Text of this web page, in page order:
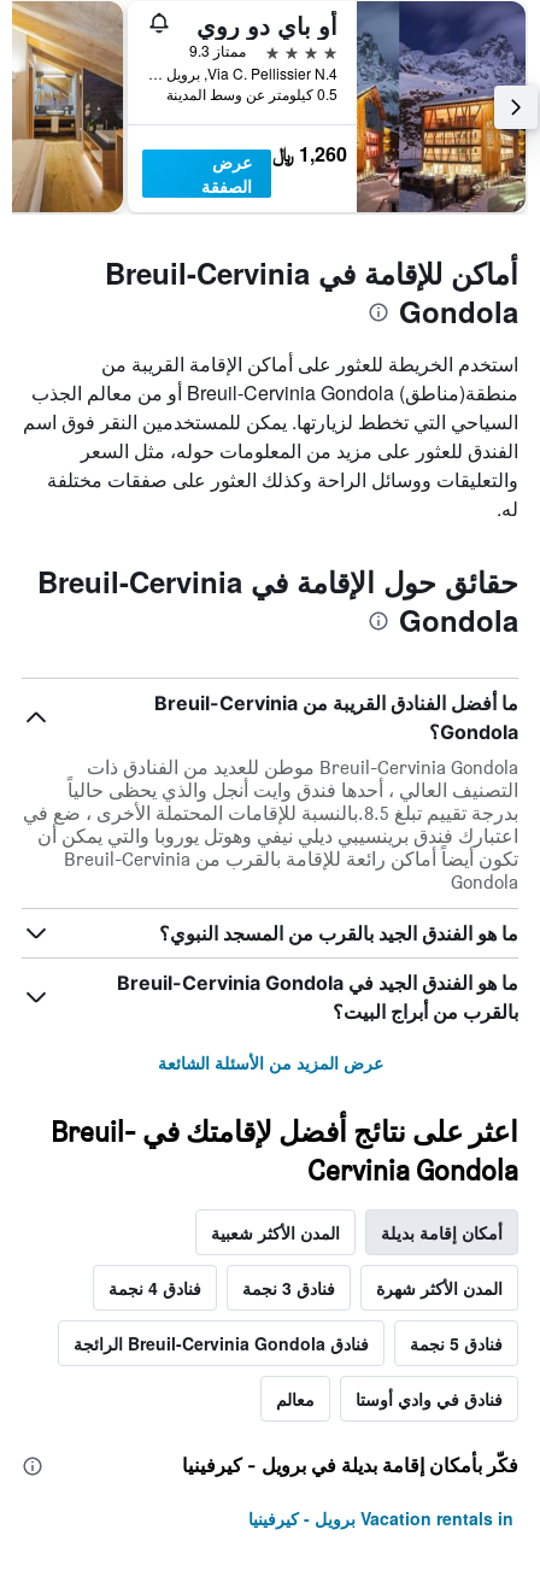
أو باي دو روي
4 نجوم
ممتاز 9.3
Via C. Pellissier N.4, برويل - كيرفينيا, إقليم فالي دا أوستا, إيطاليا
0.5 كيلومتر عن وسط المدينة
1,260 ﷼
عرض
الصفقة
أماكن للإقامة في Breuil-Cervinia
Gondola
استخدم الخريطة للعثور على أماكن الإقامة القريبة من
منطقة(مناطق) Breuil-Cervinia Gondola أو من معالم الجذب
السياحي التي تخطط لزيارتها. يمكن للمستخدمين النقر فوق اسم
الفندق للعثور على مزيد من المعلومات حوله، مثل السعر
والتعليقات ووسائل الراحة وكذلك العثور على صفقات مختلفة
له.
حقائق حول الإقامة في Breuil-Cervinia
Gondola
ما أفضل الفنادق القريبة من Breuil-Cervinia
Gondola؟
Breuil-Cervinia Gondola موطن للعديد من الفنادق ذات
التصنيف العالي ، أحدها فندق وايت أنجل والذي يحظى حالياً
بدرجة تقييم تبلغ 8.5.بالنسبة للإقامات المحتملة الأخرى ، ضع في
اعتبارك فندق برينسيبي ديلي نيفي وهوتل يوروبا والتي يمكن أن
تكون أيضاً أماكن رائعة للإقامة بالقرب من Breuil-Cervinia
Gondola
ما هو الفندق الجيد بالقرب من المسجد النبوي؟
ما هو الفندق الجيد في Breuil-Cervinia Gondola
بالقرب من أبراج البيت؟
عرض المزيد من الأسئلة الشائعة
اعثر على نتائج أفضل لإقامتك في Breuil-
Cervinia Gondola
أمكان إقامة بديلة المدن الأكثر شعبية
المدن الأكثر شهرة فنادق 3 نجمة فنادق 4 نجمة
فنادق 5 نجمة فنادق Breuil-Cervinia Gondola الرائجة
فنادق في وادي أوستا معالم
فكّر بأمكان إقامة بديلة في برويل - كيرفينيا
Vacation rentals in برويل - كيرفينيا